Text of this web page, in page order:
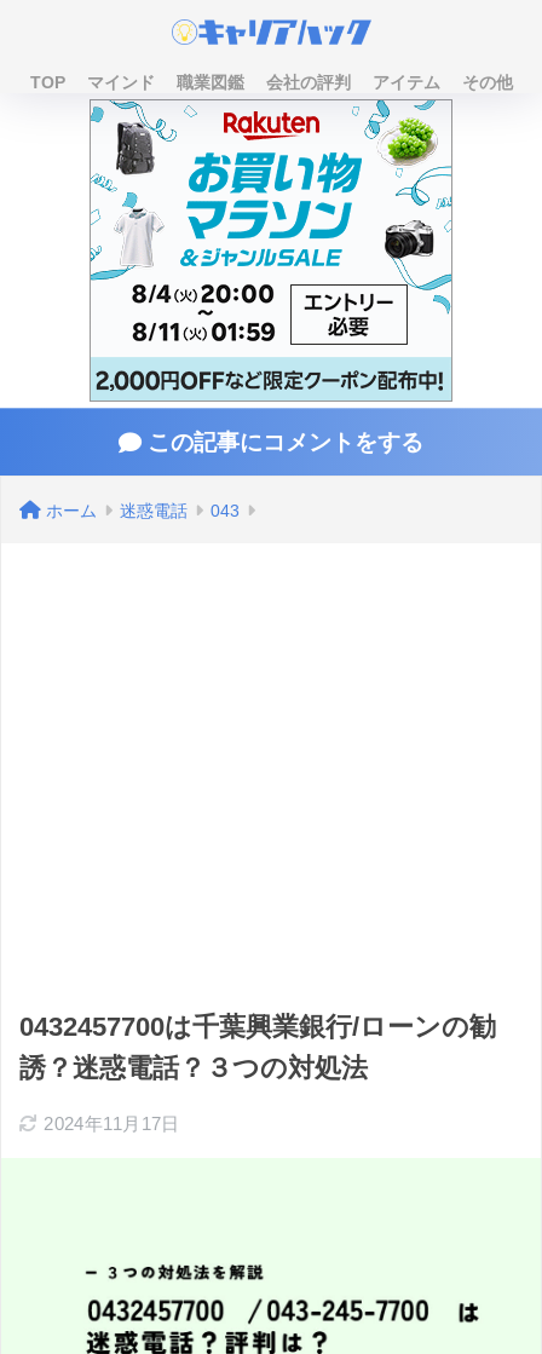
TOP マインド 職業図鑑 会社の評判 アイテム その他
この記事にコメントをする
ホーム 迷惑電話 043
0432457700は千葉興業銀行/ローンの勧
誘？迷惑電話？３つの対処法
2024年11月17日